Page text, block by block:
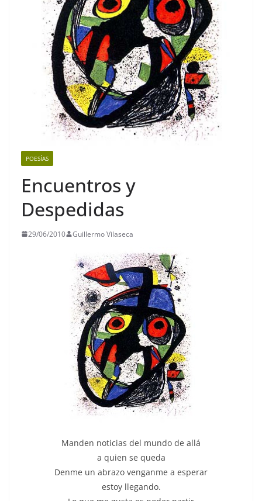
POESÍAS
Encuentros y
Despedidas
29/06/2010 Guillermo Vilaseca
Manden noticias del mundo de allá
a quien se queda
Denme un abrazo venganme a esperar
estoy llegando.